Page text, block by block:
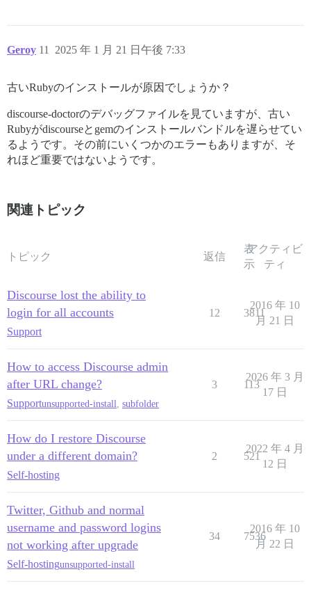
Geroy 2025 年 1 月 21 日午後 7:33
11
古いRubyのインストールが原因でしょうか？
discourse-doctorのデバッグファイルを見ていますが、古い
Rubyがdiscourseとgemのインストールバンドルを遅らせてい
るようです。その前にいくつかのエラーもありますが、そ
れほど重要ではないようです。
関連トピック
トピック 返信
表
示
アクティビ
ティ
Discourse lost the ability to
login for all accounts
Support
12 3811
2016 年 10
月 21 日
How to access Discourse admin
after URL change?
Supportunsupported-install subfolder
3 113
2026 年 3 月
17 日
How do I restore Discourse
under a different domain?
Self-hosting
2 521
2022 年 4 月
12 日
Twitter, Github and normal
username and password logins
not working after upgrade
Self-hostingunsupported-install
34 7536
2016 年 10
月 22 日